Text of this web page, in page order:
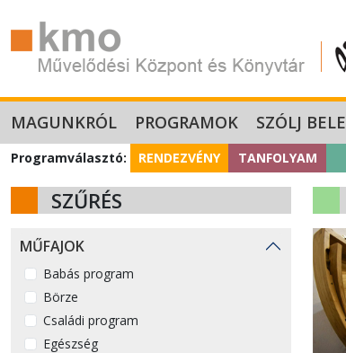
MAGUNKRÓL PROGRAMOK SZÓLJ BELE
Programválasztó: RENDEZVÉNY TANFOLYAM
SZŰRÉS
MŰFAJOK
Babás program
Börze
Családi program
Egészség